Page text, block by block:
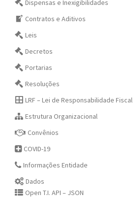
Dispensas e Inexigibilidades
Contratos e Aditivos
Leis
Decretos
Portarias
Resoluções
LRF – Lei de Responsabilidade Fiscal
Estrutura Organizacional
Convênios
COVID-19
Informações Entidade
Dados
Open T.I. API – JSON